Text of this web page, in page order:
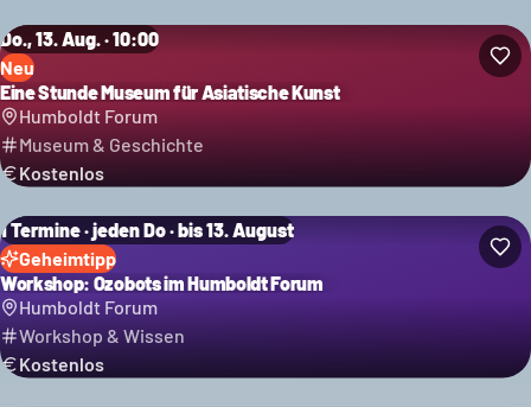
Do., 13. Aug. · 10:00
Neu
Eine Stunde Museum für Asiatische Kunst
Humboldt Forum
Museum & Geschichte
Kostenlos
1 Termine · jeden Do · bis 13. August
Geheimtipp
Workshop: Ozobots im Humboldt Forum
Humboldt Forum
Workshop & Wissen
Kostenlos